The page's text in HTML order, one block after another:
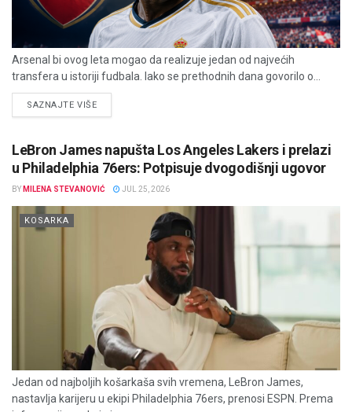
Arsenal bi ovog leta mogao da realizuje jedan od najvećih
transfera u istoriji fudbala. Iako se prethodnih dana govorilo o...
SAZNAJTE VIŠEDETAILS
LeBron James napušta Los Angeles Lakers i prelazi
u Philadelphia 76ers: Potpisuje dvogodišnji ugovor
BY MILENA STEVANOVIĆ JUL 25, 2026
KOSARKA
Jedan od najboljih košarkaša svih vremena, LeBron James,
nastavlja karijeru u ekipi Philadelphia 76ers, prenosi ESPN. Prema